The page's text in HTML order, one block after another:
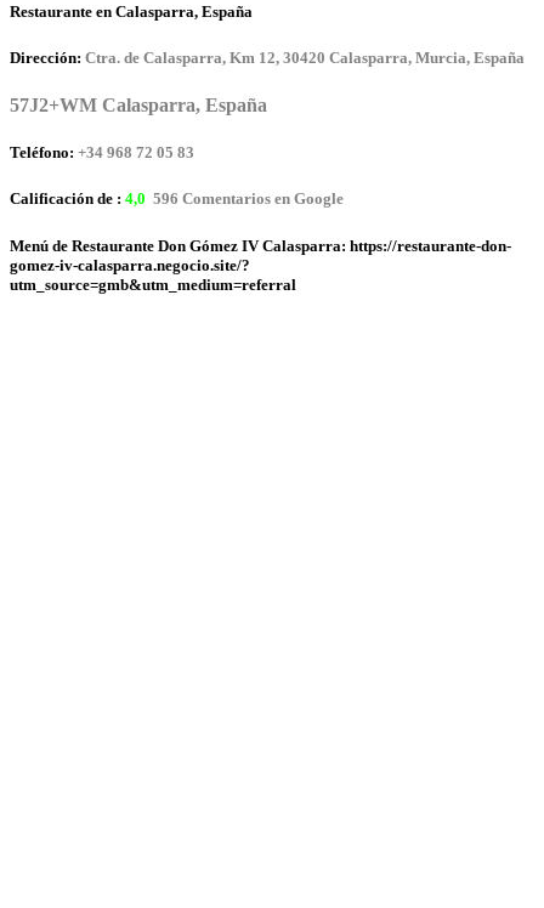
Restaurante en Calasparra, España
Dirección: Ctra. de Calasparra, Km 12, 30420 Calasparra, Murcia, España
57J2+WM Calasparra, España
Teléfono: +34 968 72 05 83
Calificación de : 4,0 596 Comentarios en Google
Menú de Restaurante Don Gómez IV Calasparra: https://restaurante-don-
gomez-iv-calasparra.negocio.site/?
utm_source=gmb&utm_medium=referral